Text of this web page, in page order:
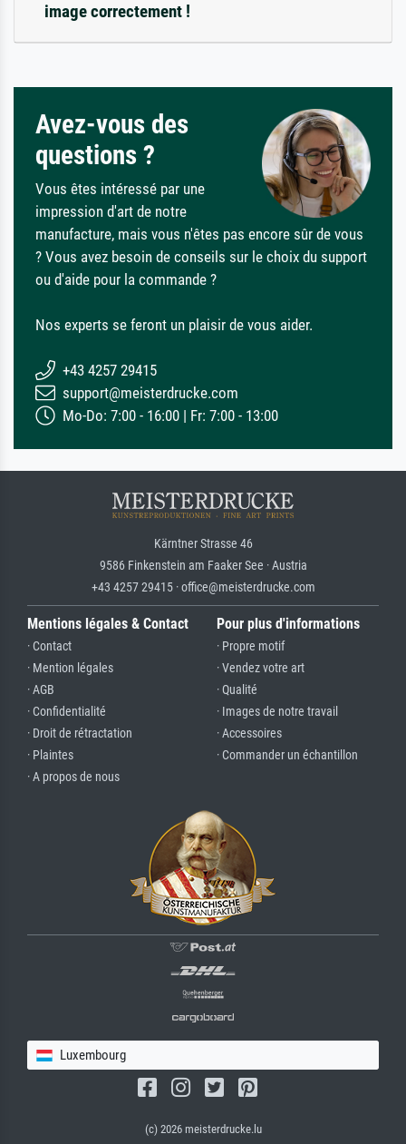
image correctement !
Avez-vous des
questions ?
Vous êtes intéressé par une
impression d'art de notre
manufacture, mais vous n'êtes pas encore sûr de vous
? Vous avez besoin de conseils sur le choix du support
ou d'aide pour la commande ?
Nos experts se feront un plaisir de vous aider.
+43 4257 29415
support@meisterdrucke.com
Mo-Do: 7:00 - 16:00 | Fr: 7:00 - 13:00
Kärntner Strasse 46
9586 Finkenstein am Faaker See · Austria
+43 4257 29415 · office@meisterdrucke.com
Mentions légales & Contact
· Contact
· Mention légales
· AGB
· Confidentialité
· Droit de rétractation
· Plaintes
· A propos de nous
Pour plus d'informations
· Propre motif
· Vendez votre art
· Qualité
· Images de notre travail
· Accessoires
· Commander un échantillon
Luxembourg
(c) 2026 meisterdrucke.lu